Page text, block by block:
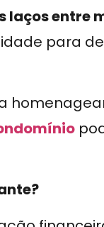
laços entre
para